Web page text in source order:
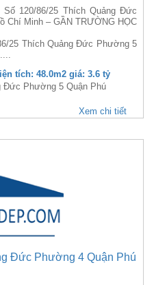
120/86/25 Thích Quảng Đức
Chí Minh – GẦN TRƯỜNG HỌC
25 Thích Quảng Đức Phường 5
tích: 48.0m2 giá: 3.6 tỷ
Đức Phường 5 Quận Phú
Xem chi tiết
Đức Phường 4 Quận Phú